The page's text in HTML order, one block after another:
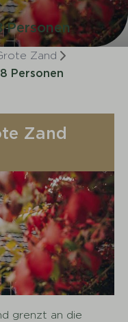
Personen
Zand
Personen
Zand
grenzt an die